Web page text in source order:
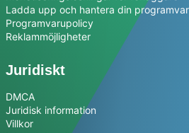
Ladda upp och hantera din
Programvarupolicy
Reklammöjligheter
Juridiskt
DMCA
Juridisk information
Villkor